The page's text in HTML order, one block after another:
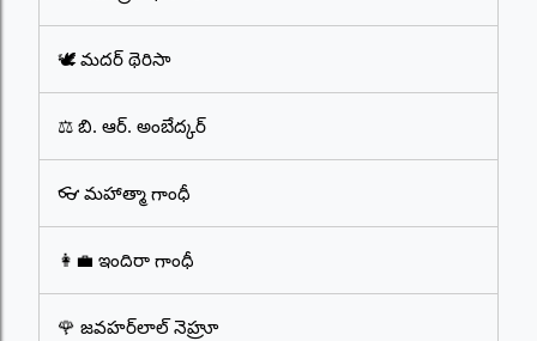
🕊️ మదర్ థెరిసా
⚖️ బి. ఆర్. అంబేద్కర్
👓 మహాత్మా గాంధీ
👩‍💼 ఇందిరా గాంధీ
🌹 జవహర్‌లాల్ నెహ్రూ